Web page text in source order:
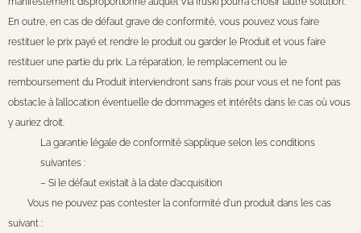
En outre, en cas de défaut grave de conformité, vous pouvez vous faire
restituer le prix payé et rendre le produit ou garder le Produit et vous faire
restituer une partie du prix. La réparation, le remplacement ou le
remboursement du Produit interviendront sans frais pour vous et ne font pas
obstacle à l’allocation éventuelle de dommages et intérêts dans le cas où vous
y auriez droit.
La garantie légale de conformité s’applique selon les conditions
suivantes :
– Si le défaut existait à la date d’acquisition
Vous ne pouvez pas contester la conformité d’un produit dans les cas
suivant :